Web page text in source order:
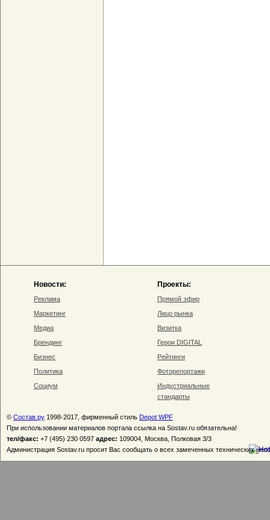
Новости:
Реклама
Маркетинг
Медиа
Брендинг
Бизнес
Политика
Социум
Проекты:
Прямой эфир
Лицо рынка
Визитка
Герои DIGITAL
Рейтинги
Фоторепортажи
Индустриальные
стандарты
© Состав.ру 1998-2017, фирменный стиль Depot WPF
При использовании материалов портала ссылка на Sostav.ru обязательна!
тел/факс: +7 (495) 230 0597 адрес: 109004, Москва, Полковая 3/3
Администрация Sostav.ru просит Вас сообщать о всех замеченных технических